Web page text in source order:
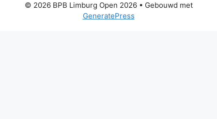
© 2026 BPB Limburg Open 2026• Gebouwd met
GeneratePress